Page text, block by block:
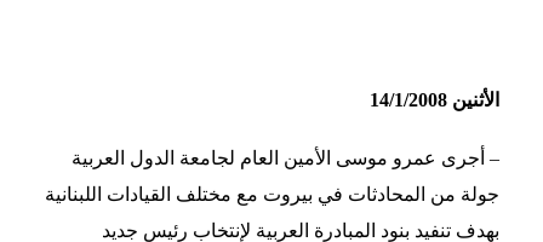
الأثنين 14/1/2008
– أجرى عمرو موسى الأمين العام لجامعة الدول العربية
جولة من المحادثات في بيروت مع مختلف القيادات اللبنانية
بهدف تنفيد بنود المبادرة العربية لإنتخاب رئيس جديد